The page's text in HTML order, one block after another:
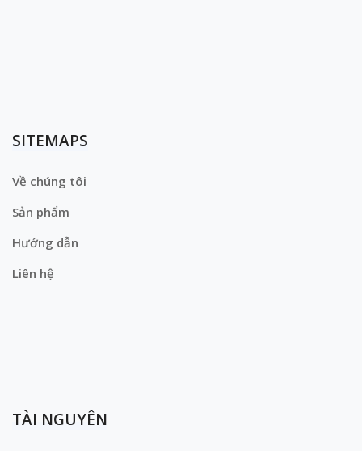
SITEMAPS
Về chúng tôi
Sản phẩm
Hướng dẫn
Liên hệ
TÀI NGUYÊN